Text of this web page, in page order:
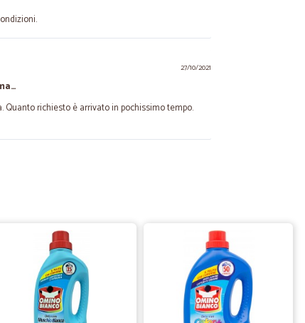
27/10/2021
Quanto richiesto è arrivato in pochissimo tempo.
06/02/2021
tutto perfetto